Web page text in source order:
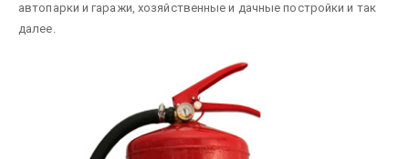
автопарки и гаражи, хозяйственные и дачные постройки и так
далее.